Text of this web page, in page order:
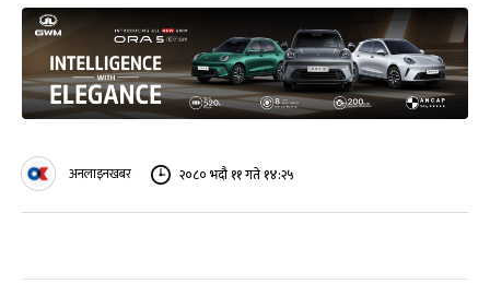
अनलाइनखबर २०८० भदौ ११ गते १४:२५